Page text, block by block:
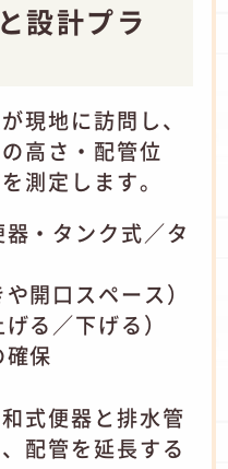
設計プラ
現地に訪問し、
高さ・配管位
測定します。
・タンク式／タ
開口スペース）
る／下げる）
保
式便器と排水管
配管を延長する